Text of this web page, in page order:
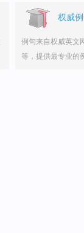
权威
例句来自权威英文
等，提供最专业的